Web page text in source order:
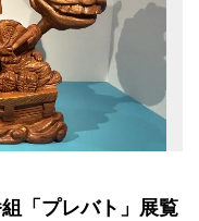
「プレバト」展覧